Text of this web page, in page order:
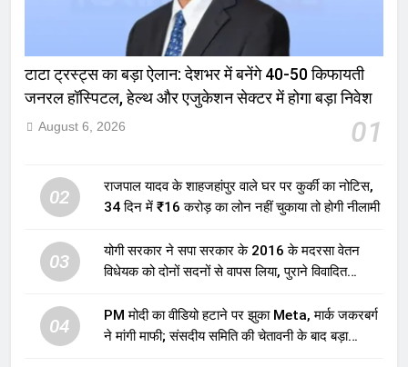
टाटा ट्रस्ट्स का बड़ा ऐलान: देशभर में बनेंगे 40-50 किफायती
जनरल हॉस्पिटल, हेल्थ और एजुकेशन सेक्टर में होगा बड़ा निवेश
01
August 6, 2026
02
राजपाल यादव के शाहजहांपुर वाले घर पर कुर्की का नोटिस,
34 दिन में ₹16 करोड़ का लोन नहीं चुकाया तो होगी नीलामी
03
योगी सरकार ने सपा सरकार के 2016 के मदरसा वेतन
विधेयक को दोनों सदनों से वापस लिया, पुराने विवादित
04
PM मोदी का वीडियो हटाने पर झुका Meta, मार्क जकरबर्ग
ने मांगी माफी; संसदीय समिति की चेतावनी के बाद बड़ा